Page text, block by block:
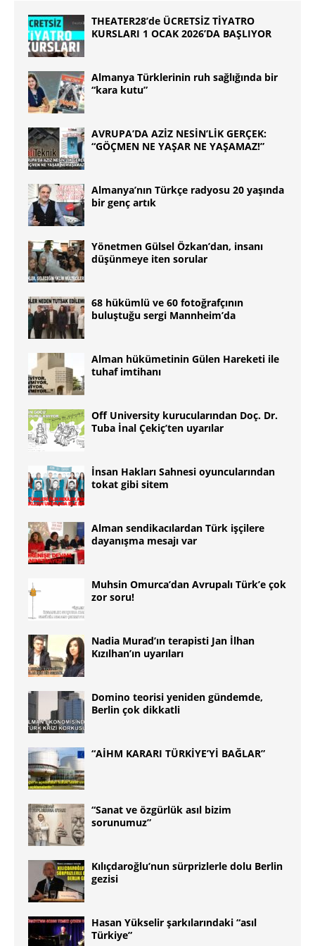
THEATER28’de ÜCRETSİZ TİYATRO
KURSLARI 1 OCAK 2026’DA BAŞLIYOR
Almanya Türklerinin ruh sağlığında bir
“kara kutu”
AVRUPA’DA AZİZ NESİN’LİK GERÇEK:
“GÖÇMEN NE YAŞAR NE YAŞAMAZ!”
Almanya’nın Türkçe radyosu 20 yaşında
bir genç artık
Yönetmen Gülsel Özkan’dan, insanı
düşünmeye iten sorular
68 hükümlü ve 60 fotoğrafçının
buluştuğu sergi Mannheim’da
Alman hükümetinin Gülen Hareketi ile
tuhaf imtihanı
Off University kurucularından Doç. Dr.
Tuba İnal Çekiç’ten uyarılar
İnsan Hakları Sahnesi oyuncularından
tokat gibi sitem
Alman sendikacılardan Türk işçilere
dayanışma mesajı var
Muhsin Omurca’dan Avrupalı Türk’e çok
zor soru!
Nadia Murad’ın terapisti Jan İlhan
Kızılhan’ın uyarıları
Domino teorisi yeniden gündemde,
Berlin çok dikkatli
“AİHM KARARI TÜRKİYE’Yİ BAĞLAR”
“Sanat ve özgürlük asıl bizim
sorunumuz”
Kılıçdaroğlu’nun sürprizlerle dolu Berlin
gezisi
Hasan Yükselir şarkılarındaki “asıl
Türkiye”